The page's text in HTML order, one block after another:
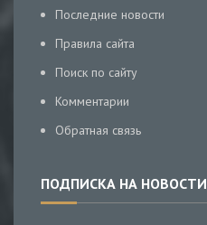
Последние новости
Правила сайта
Поиск по сайту
Комментарии
Обратная связь
ПОДПИСКА НА НОВОСТИ